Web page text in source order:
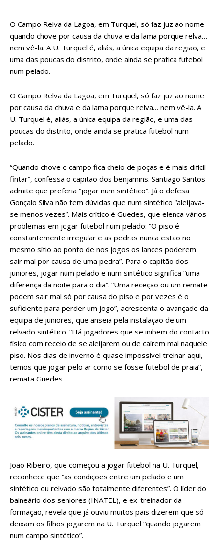
O Campo Relva da Lagoa, em Turquel, só faz juz ao nome
quando chove por causa da chuva e da lama porque relva…
nem vê-la. A U. Turquel é, aliás, a única equipa da região, e
uma das poucas do distrito, onde ainda se pratica futebol
num pelado.
O Campo Relva da Lagoa, em Turquel, só faz juz ao nome
por causa da chuva e da lama porque relva… nem vê-la. A
U. Turquel é, aliás, a única equipa da região, e uma das
poucas do distrito, onde ainda se pratica futebol num
pelado.
“Quando chove o campo fica cheio de poças e é mais difícil
fintar”, confessa o capitão dos benjamins. Santiago Santos
admite que preferia “jogar num sintético”. Já o defesa
Gonçalo Silva não tem dúvidas que num sintético “aleijava-
se menos vezes”. Mais crítico é Guedes, que elenca vários
problemas em jogar futebol num pelado: “O piso é
constantemente irregular e as pedras nunca estão no
mesmo sítio ao ponto de nos jogos os lances poderem
sair mal por causa de uma pedra”. Para o capitão dos
juniores, jogar num pelado e num sintético significa “uma
diferença da noite para o dia”. “Uma receção ou um remate
podem sair mal só por causa do piso e por vezes é o
suficiente para perder um jogo”, acrescenta o avançado da
equipa de juniores, que anseia pela instalação de um
relvado sintético. “Há jogadores que se inibem do contacto
físico com receio de se aleijarem ou de caírem mal naquele
piso. Nos dias de inverno é quase impossível treinar aqui,
temos que jogar pelo ar como se fosse futebol de praia”,
remata Guedes.
João Ribeiro, que começou a jogar futebol na U. Turquel,
reconhece que “as condições entre um pelado e um
sintético ou relvado são totalmente diferentes”. O líder do
balneário dos seniores (INATEL), e ex-treinador da
formação, revela que já ouviu muitos pais dizerem que só
deixam os filhos jogarem na U. Turquel “quando jogarem
num campo sintético”.